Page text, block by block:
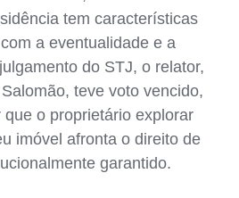
tem características
a eventualidade e a
do STJ, o relator,
teve voto vencido,
o proprietário explorar
imóvel afronta o direito de
garantido.